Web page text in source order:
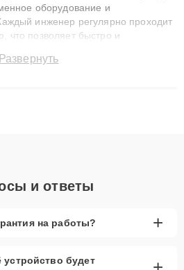
оборудование и
инженер регулярно проходит
что позволяет быстро и
3 лет. Наши мастера решают
Развернуть
и ответы
на работы? +
устройство будет